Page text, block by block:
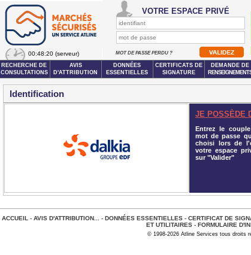
00:48:20 (serveur)
VOTRE ESPACE PRIVÉ
MOT DE PASSE PERDU ?
RECHERCHE DE
CONSULTATIONS
AVIS
D'ATTRIBUTION
DONNÉES
ESSENTIELLES
CERTIFICATS DE
SIGNATURE
DEMANDE DE
Identification
JE POSSÈDE
Entrez le
mot de passe
choisi lors de
votre espace
sur "Valider"
ACCUEIL - AVIS D'ATTRIBUTION... - DONNÉES ESSENTIELLES- CERTIFICAT DE
ET UTILITAIRES - FORMULAIRE
© 1998-2026 Atline Services tous droits